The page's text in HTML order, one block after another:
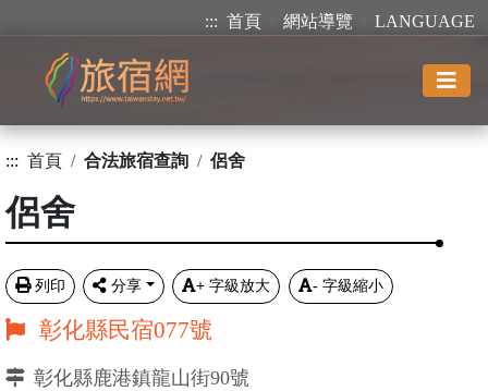
::: 首頁 網站導覽 LANGUAGE
::: 首頁 合法旅宿查詢 侶舍
侶舍
列印 分享 + 字級放大 - 字級縮小
彰化縣民宿077號
彰化縣鹿港鎮龍山街90號